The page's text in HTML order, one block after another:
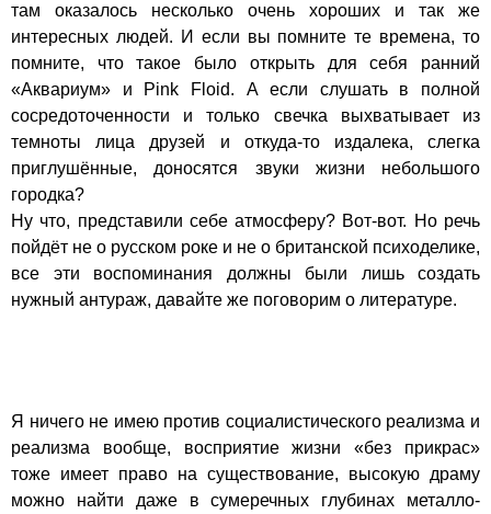
там оказалось несколько очень хороших и так же
интересных людей. И если вы помните те времена, то
помните, что такое было открыть для себя ранний
«Аквариум» и Pink Floid. А если слушать в полной
сосредоточенности и только свечка выхватывает из
темноты лица друзей и откуда-то издалека, слегка
приглушённые, доносятся звуки жизни небольшого
городка?
Ну что, представили себе атмосферу? Вот-вот. Но речь
пойдёт не о русском роке и не о британской психоделике,
все эти воспоминания должны были лишь создать
нужный антураж, давайте же поговорим о литературе.
Я ничего не имею против социалистического реализма и
реализма вообще, восприятие жизни «без прикрас»
тоже имеет право на существование, высокую драму
можно найти даже в сумеречных глубинах металло-